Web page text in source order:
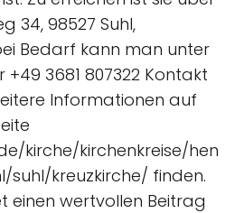
34, 98527 Suhl,
Bedarf kann man unter
3681 807322 Kontakt
Informationen auf
kirche/kirchenkreise/hen
kreuzkirche/ finden.
einen wertvollen Beitrag